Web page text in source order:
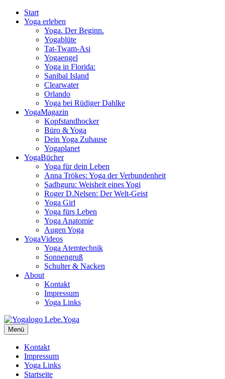
Start
Yoga erleben
Yoga. Der Beginn.
Yogablüte
Tat-Twam-Asi
Yogaengel
Yoga in Florida:
Sanibal Island
Clearwater
Orlando
Yoga bei Rüdiger Dahlke
YogaMagazin
Kopfstandhocker
Büro & Yoga
Dein Yoga Zuhause
Yogaplanet
YogaBücher
Yoga für dein Leben
Anna Trökes: Yoga der Verbundenheit
Sadhguru: Weisheit eines Yogi
Roger D.Nelsen: Der Welt-Geist
Yoga Girl
Yoga fürs Leben
Yoga Anatomie
Augen Yoga
YogaVideos
Yoga Atemtechnik
Sonnengruß
Schulter & Nacken
About
Kontakt
Impressum
Yoga Links
Lebe.Yoga: der Yoga Blog | das Yoga Magazin
Yoga erleben in Wien, Florida… Yoga Magazin, Yogabücher,
Yogavideos…
Menü
Kontakt
Impressum
Yoga Links
Startseite